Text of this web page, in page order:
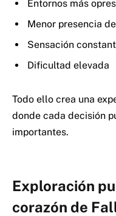
Entornos más
Menor presencia
Sensación
Dificultad elevada
Todo ello crea una
donde cada decisión
importantes.
Exploración
corazón de